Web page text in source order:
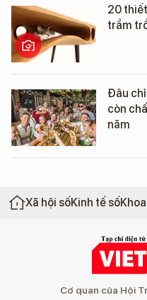
20
trầm
Đâu chỉ
còn
năm
Xã hội sốKinh tế số
Cơ quan của Hội